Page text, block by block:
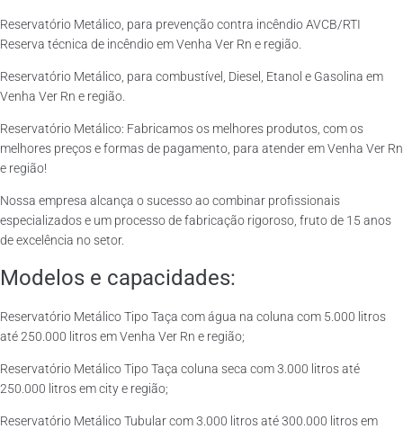
Reservatório Metálico, para prevenção contra incêndio AVCB/RTI
Reserva técnica de incêndio em Venha Ver Rn e região.
Reservatório Metálico, para combustível, Diesel, Etanol e Gasolina em
Venha Ver Rn e região.
Reservatório Metálico: Fabricamos os melhores produtos, com os
melhores preços e formas de pagamento, para atender em Venha Ver Rn
e região!
Nossa empresa alcança o sucesso ao combinar profissionais
especializados e um processo de fabricação rigoroso, fruto de 15 anos
de excelência no setor.
Modelos e capacidades:
Reservatório Metálico Tipo Taça com água na coluna com 5.000 litros
até 250.000 litros em Venha Ver Rn e região;
Reservatório Metálico Tipo Taça coluna seca com 3.000 litros até
250.000 litros em city e região;
Reservatório Metálico Tubular com 3.000 litros até 300.000 litros em